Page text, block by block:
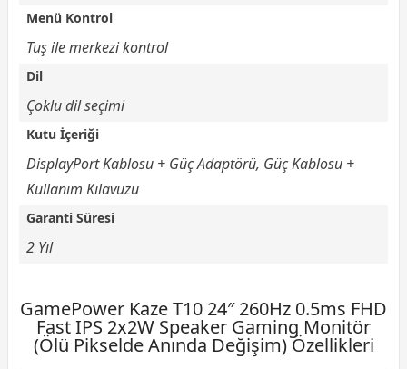
Menü Kontrol
Tuş ile merkezi kontrol
Dil
Çoklu dil seçimi
Kutu İçeriği
DisplayPort Kablosu + Güç Adaptörü, Güç Kablosu +
Kullanım Kılavuzu
Garanti Süresi
2 Yıl
GamePower Kaze T10 24″ 260Hz 0.5ms FHD
Fast IPS 2x2W Speaker Gaming Monitör
(Ölü Pikselde Anında Değişim) Özellikleri